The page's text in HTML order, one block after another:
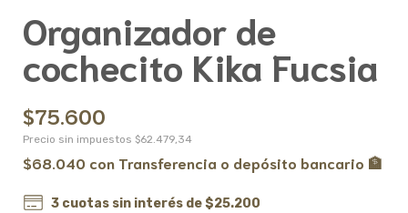
Organizador de
cochecito Kika Fucsia
$75.600
Precio sin impuestos $62.479,34
$68.040 con Transferencia o depósito bancario 🏦
3 cuotas sin interés de$25.200